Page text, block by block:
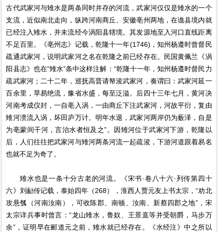
古代武家河与雉水是两条同时并存的河流，武家河仅仅是雉水的一个
支流，近似南北走向，纵跨河南商丘、安徽亳州两地，在谯县境内就
已经注入雉水，并未流经今涡阳县辖境。其发源地至入河口直线距离
不足百里。《亳州志》记载，乾隆十一年(1746)，知州杨遵时曾督民
疏通武家河，说明武家河之名在乾隆之前已经存在。民国黄佩兰《涡
阳县志》也在“雉水”条中这样注解：“乾隆十一年，知州杨遵时督民力
疏武家河；二十二年，巡抚高晋请帑浚武家河，奏谓曰：武家河延一
百余里，旱易绝流，豫省水盛，每至泛溢。后四十三年七月，黄河决
河南考成仪封，一自亳入涡，一由商丘下注武家河，河故平衍，复由
雉河溃流入涡，坏田庐万计。明年水退，武家河两岸仍为薮泽，自是
为亳蒙间干河，言治水者恒及之”。因雉河位于武家河下游，乾隆以
后，人们往往把武家河与雉河两条河流一起疏浚，下游河道跟着易名
也就不足为奇了。
雉水也是一条十分古老的河流。《宋书·卷八十六·列传第四十
六》刘勔传记载，泰始四年（268），淮西人贾元友上书太宗，“劝北
攻悬瓠（河南汝南），可收陈郡、南顿、汝南、新蔡四郡之地”，宋
太宗详兵事时曾言：“龙山雉水，鲁奴、王景直等并受朝爵，马步万
余”，证明早在郦道元之前，雉水就已经存在。《水经注》中之所以